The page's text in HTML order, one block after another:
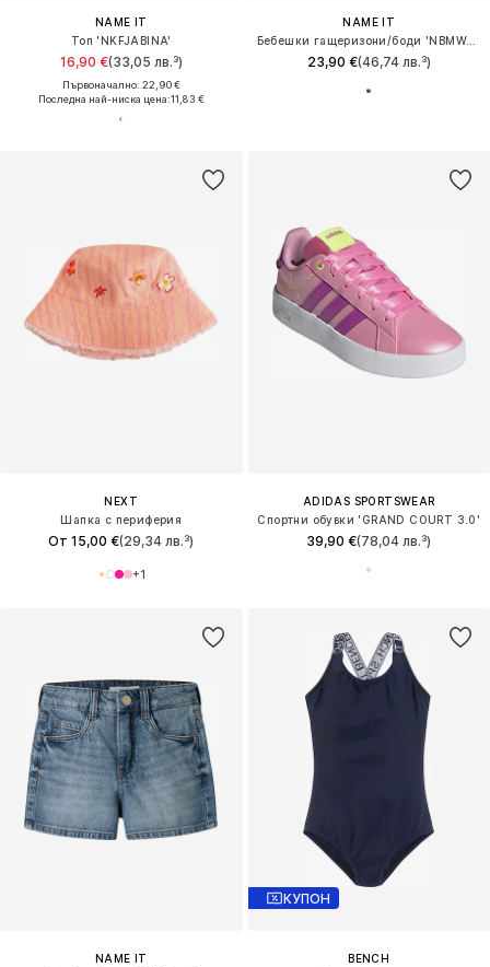
NAME IT
Топ 'NKFJABINA'
16,90 €(33,05 лв.³)
Първоначално: 22,90 €
Последна най-ниска цена:11,83 €
NAME IT
Бебешки гащеризони/боди 'NBMWang'
23,90 €(46,74 лв.³)
NEXT
Шапка с периферия
От 15,00 €(29,34 лв.³)
+1
ADIDAS SPORTSWEAR
Спортни обувки 'GRAND COURT 3.0'
39,90 €(78,04 лв.³)
NAME IT
КУПОН
BENCH